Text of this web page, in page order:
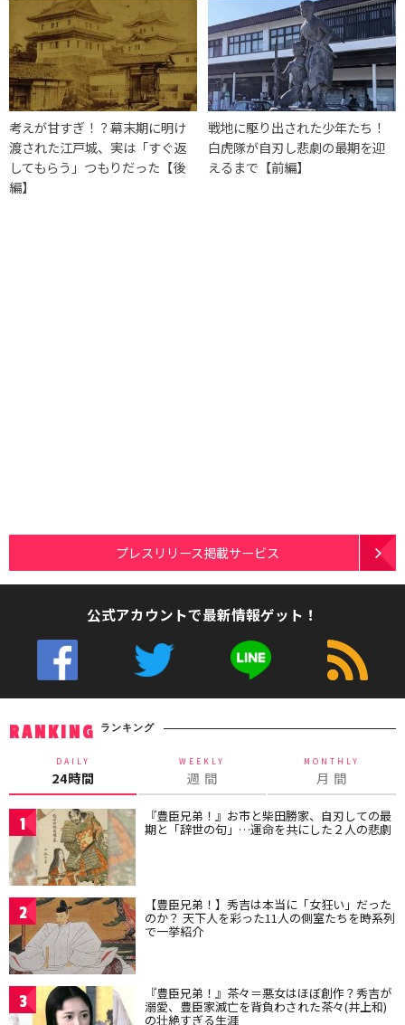
考えが甘すぎ！？幕末期に明け
渡された江戸城、実は「すぐ返
してもらう」つもりだった【後
編】
戦地に駆り出された少年たち！
白虎隊が自刃し悲劇の最期を迎
えるまで【前編】
プレスリリース掲載サービス
公式アカウントで最新情報ゲット！
RANKING ランキング
DAILY
24時間
WEEKLY
週 間
MONTHLY
月 間
1 『豊臣兄弟！』お市と柴田勝家、自刃しての最
期と「辞世の句」…運命を共にした２人の悲劇
2 【豊臣兄弟！】秀吉は本当に「女狂い」だった
のか？ 天下人を彩った11人の側室たちを時系列
で一挙紹介
3 『豊臣兄弟！』茶々＝悪女はほぼ創作？秀吉が
溺愛、豊臣家滅亡を背負わされた茶々(井上和)
の壮絶すぎる生涯